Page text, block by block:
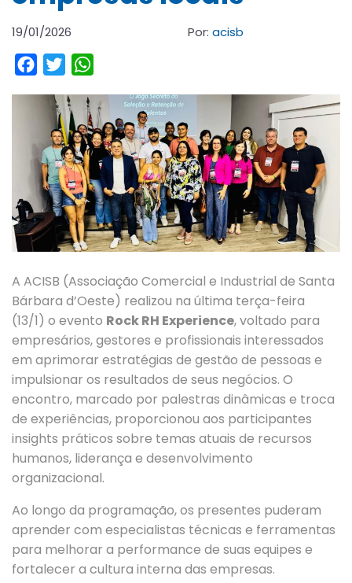
19/01/2026 Por: acisb
Facebook
Twitter
A ACISB (Associação Comercial e Industrial de Santa
Bárbara d’Oeste) realizou na última terça-feira
(13/1) o evento Rock RH Experience, voltado para
empresários, gestores e profissionais interessados
em aprimorar estratégias de gestão de pessoas e
impulsionar os resultados de seus negócios. O
encontro, marcado por palestras dinâmicas e troca
de experiências, proporcionou aos participantes
insights práticos sobre temas atuais de recursos
humanos, liderança e desenvolvimento
organizacional.
Ao longo da programação, os presentes puderam
aprender com especialistas técnicas e ferramentas
para melhorar a performance de suas equipes e
fortalecer a cultura interna das empresas.